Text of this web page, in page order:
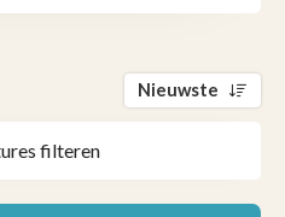
Nieuwste
filteren